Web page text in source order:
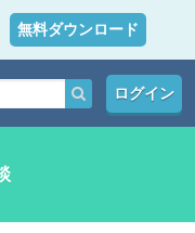
無料ダウンロード
ログイン